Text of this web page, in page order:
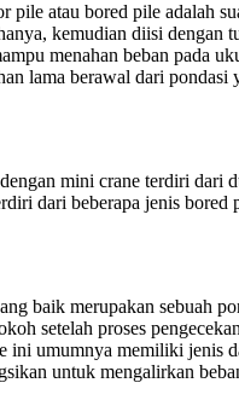
atau bored pile adalah
kemudian diisi
menahan beban pada
lama berawal dari
mini crane terdiri
dari beberapa jenis
baik merupakan sebuah
setelah proses
ini umumnya memiliki
untuk mengalirkan